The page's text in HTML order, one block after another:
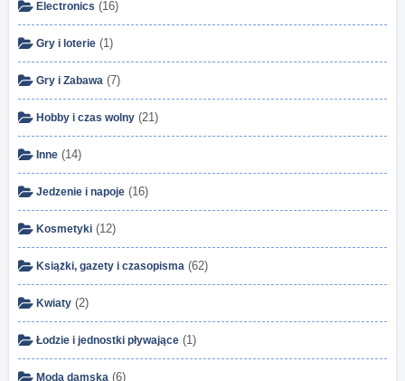
Electronics (16)
Gry i loterie (1)
Gry i Zabawa (7)
Hobby i czas wolny (21)
Inne (14)
Jedzenie i napoje (16)
Kosmetyki (12)
Książki, gazety i czasopisma (62)
Kwiaty (2)
Łodzie i jednostki pływające (1)
Moda damska (6)